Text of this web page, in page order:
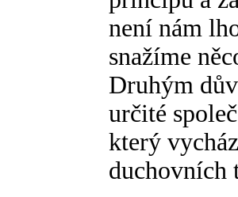
není nám
snažíme
Druhým
určité
který
duchovních